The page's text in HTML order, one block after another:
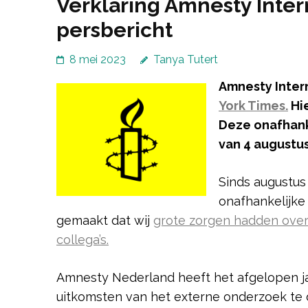
Verklaring Amnesty
persbericht
8 mei 2023 Tanya Tutert
Amnesty
York Times.
Deze
van 4
Sinds
gemaakt dat wij grote zorgen hadden
collega’s.
Amnesty Nederland heeft het afgelopen
uitkomsten van het externe onderzoek